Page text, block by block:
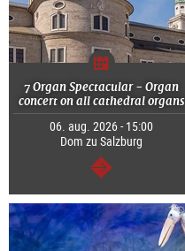
7 Organ Spectacular - Organ
concert on all cathedral organs
06. aug. 2026 - 15:00
Dom zu Salzburg
Tovább